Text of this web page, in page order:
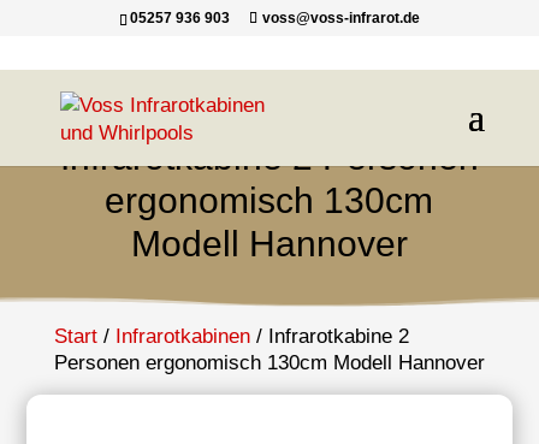
05257 936 903 voss@voss-infrarot.de
Infrarotkabine 2 Personen
ergonomisch 130cm
Modell Hannover
Start/ Infrarotkabinen/ Infrarotkabine 2
Personen ergonomisch 130cm Modell Hannover